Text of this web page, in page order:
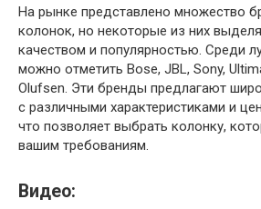
На рынке представлено множество
колонок, но некоторые из них
качеством и популярностью. Среди
можно отметить Bose, JBL, Sony,
Olufsen. Эти бренды предлагают
с различными характеристиками и
что позволяет выбрать колонку,
вашим требованиям.
Видео: